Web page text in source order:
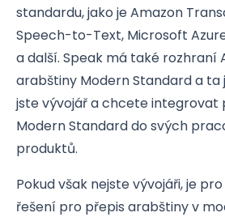
standardu, jako je Amazon
Speech-to-Text, Microsoft
a další. Speak má také rozhraní
arabštiny Modern Standard a ta
jste vývojář a chcete integrovat
Modern Standard do svých
produktů.
Pokud však nejste vývojáři, je
řešení pro přepis arabštiny v